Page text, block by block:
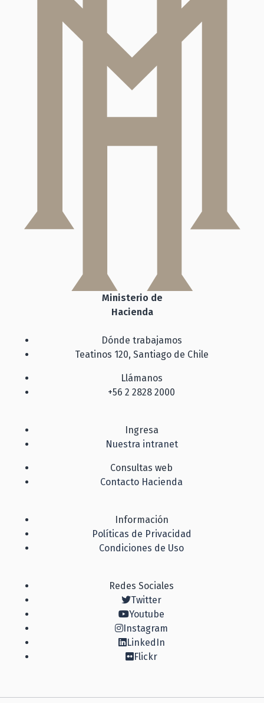
Ministerio de
Hacienda
Dónde trabajamos
Teatinos 120, Santiago de Chile
Llámanos
+56 2 2828 2000
Ingresa
Nuestra intranet
Consultas web
Contacto Hacienda
Información
Políticas de Privacidad
Condiciones de Uso
Redes Sociales
Twitter
Youtube
Instagram
LinkedIn
Flickr